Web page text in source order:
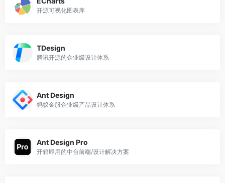
开源可视化图表库
TDesign
腾讯开源的企业级设计体系
Ant Design
蚂蚁金服企业级产品设计体系
Ant Design Pro
开箱即用的中台前端/设计解决方案